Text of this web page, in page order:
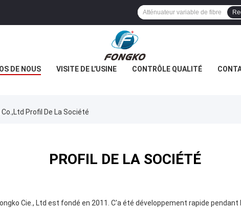
DE NOUS VISITE DE L'USINE CONTRÔLE QUALITÉ
Profil De La Société
PROFIL DE LA SOCIÉTÉ
Cie., Ltd est fondé en 2011. C'a été développement rapide